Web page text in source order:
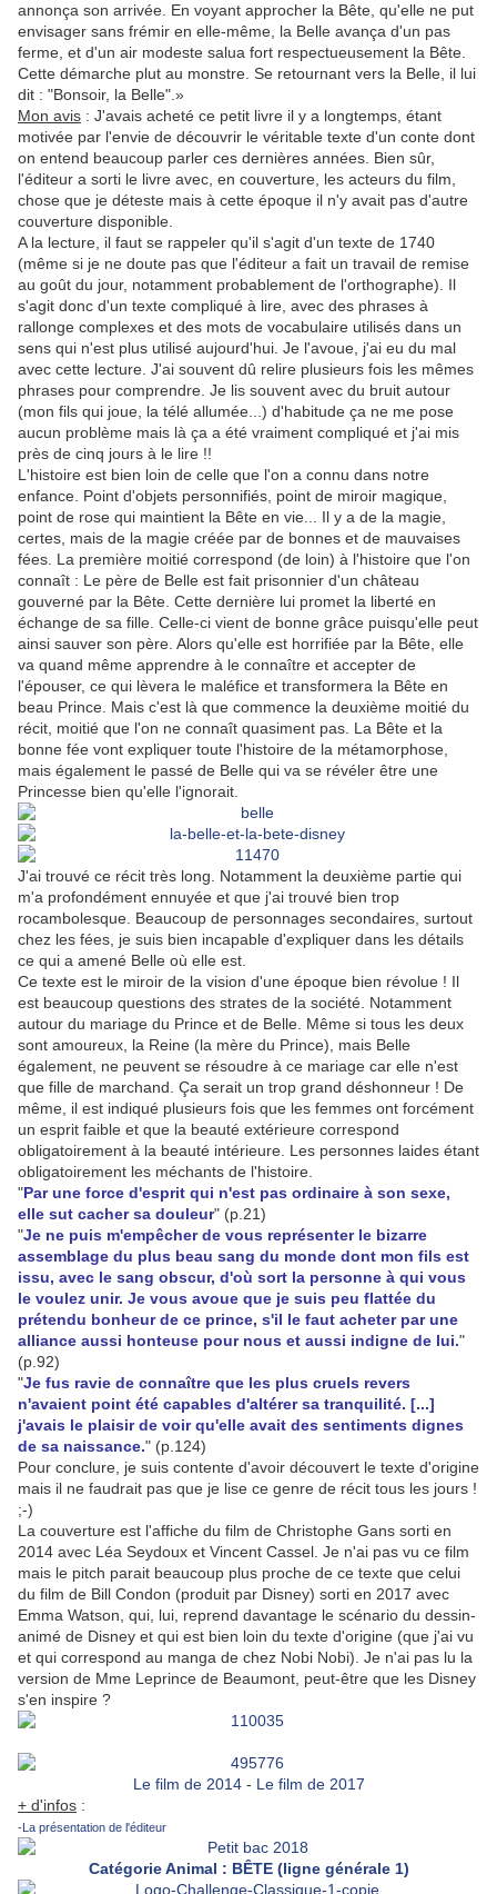
annonça son arrivée. En voyant approcher la Bête, qu'elle ne put
envisager sans frémir en elle-même, la Belle avança d'un pas
ferme, et d'un air modeste salua fort respectueusement la Bête.
Cette démarche plut au monstre. Se retournant vers la Belle, il lui
dit : "Bonsoir, la Belle".»
Mon avis : J'avais acheté ce petit livre il y a longtemps, étant
motivée par l'envie de découvrir le véritable texte d'un conte dont
on entend beaucoup parler ces dernières années. Bien sûr,
l'éditeur a sorti le livre avec, en couverture, les acteurs du film,
chose que je déteste mais à cette époque il n'y avait pas d'autre
couverture disponible.
A la lecture, il faut se rappeler qu'il s'agit d'un texte de 1740
(même si je ne doute pas que l'éditeur a fait un travail de remise
au goût du jour, notamment probablement de l'orthographe). Il
s'agit donc d'un texte compliqué à lire, avec des phrases à
rallonge complexes et des mots de vocabulaire utilisés dans un
sens qui n'est plus utilisé aujourd'hui. Je l'avoue, j'ai eu du mal
avec cette lecture. J'ai souvent dû relire plusieurs fois les mêmes
phrases pour comprendre. Je lis souvent avec du bruit autour
(mon fils qui joue, la télé allumée...) d'habitude ça ne me pose
aucun problème mais là ça a été vraiment compliqué et j'ai mis
près de cinq jours à le lire !!
L'histoire est bien loin de celle que l'on a connu dans notre
enfance. Point d'objets personnifiés, point de miroir magique,
point de rose qui maintient la Bête en vie... Il y a de la magie,
certes, mais de la magie créée par de bonnes et de mauvaises
fées. La première moitié correspond (de loin) à l'histoire que l'on
connaît : Le père de Belle est fait prisonnier d'un château
gouverné par la Bête. Cette dernière lui promet la liberté en
échange de sa fille. Celle-ci vient de bonne grâce puisqu'elle peut
ainsi sauver son père. Alors qu'elle est horrifiée par la Bête, elle
va quand même apprendre à le connaître et accepter de
l'épouser, ce qui lèvera le maléfice et transformera la Bête en
beau Prince. Mais c'est là que commence la deuxième moitié du
récit, moitié que l'on ne connaît quasiment pas. La Bête et la
bonne fée vont expliquer toute l'histoire de la métamorphose,
mais également le passé de Belle qui va se révéler être une
Princesse bien qu'elle l'ignorait.
J'ai trouvé ce récit très long. Notamment la deuxième partie qui
m'a profondément ennuyée et que j'ai trouvé bien trop
rocambolesque. Beaucoup de personnages secondaires, surtout
chez les fées, je suis bien incapable d'expliquer dans les détails
ce qui a amené Belle où elle est.
Ce texte est le miroir de la vision d'une époque bien révolue ! Il
est beaucoup questions des strates de la société. Notamment
autour du mariage du Prince et de Belle. Même si tous les deux
sont amoureux, la Reine (la mère du Prince), mais Belle
également, ne peuvent se résoudre à ce mariage car elle n'est
que fille de marchand. Ça serait un trop grand déshonneur ! De
même, il est indiqué plusieurs fois que les femmes ont forcément
un esprit faible et que la beauté extérieure correspond
obligatoirement à la beauté intérieure. Les personnes laides étant
obligatoirement les méchants de l'histoire.
"Par une force d'esprit qui n'est pas ordinaire à son sexe,
elle sut cacher sa douleur" (p.21)
"Je ne puis m'empêcher de vous représenter le bizarre
assemblage du plus beau sang du monde dont mon fils est
issu, avec le sang obscur, d'où sort la personne à qui vous
le voulez unir. Je vous avoue que je suis peu flattée du
prétendu bonheur de ce prince, s'il le faut acheter par une
alliance aussi honteuse pour nous et aussi indigne de lui."
(p.92)
"Je fus ravie de connaître que les plus cruels revers
n'avaient point été capables d'altérer sa tranquilité. [...]
j'avais le plaisir de voir qu'elle avait des sentiments dignes
de sa naissance." (p.124)
Pour conclure, je suis contente d'avoir découvert le texte d'origine
mais il ne faudrait pas que je lise ce genre de récit tous les jours !
;-)
La couverture est l'affiche du film de Christophe Gans sorti en
2014 avec Léa Seydoux et Vincent Cassel. Je n'ai pas vu ce film
mais le pitch parait beaucoup plus proche de ce texte que celui
du film de Bill Condon (produit par Disney) sorti en 2017 avec
Emma Watson, qui, lui, reprend davantage le scénario du dessin-
animé de Disney et qui est bien loin du texte d'origine (que j'ai vu
et qui correspond au manga de chez Nobi Nobi). Je n'ai pas lu la
version de Mme Leprince de Beaumont, peut-être que les Disney
s'en inspire ?
Le film de 2014- Le film de 2017
+ d'infos :
-La présentation de l'éditeur
Catégorie Animal : BÊTE (ligne générale 1)